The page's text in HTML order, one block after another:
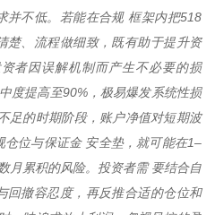
并不低。若能在合规 框架内把518
楚、流程做细致，既有助于提升资
者因误解机制而产生不必要的损
度提高至90%，极易爆发系统性损
足的时期阶段，账户净值对短期波
位与保证金 安全垫，就可能在1–
月累积的风险。投资者需 要结合自
回撤容忍度，再反推合适的仓位和